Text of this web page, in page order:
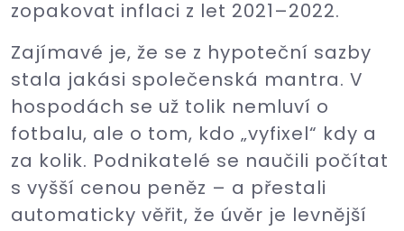
zopakovat inflaci z let 2021–2022.
Zajímavé je, že se z hypoteční sazby
stala jakási společenská mantra. V
hospodách se už tolik nemluví o
fotbalu, ale o tom, kdo „vyfixel“ kdy a
za kolik. Podnikatelé se naučili počítat
s vyšší cenou peněz – a přestali
automaticky věřit, že úvěr je levnější